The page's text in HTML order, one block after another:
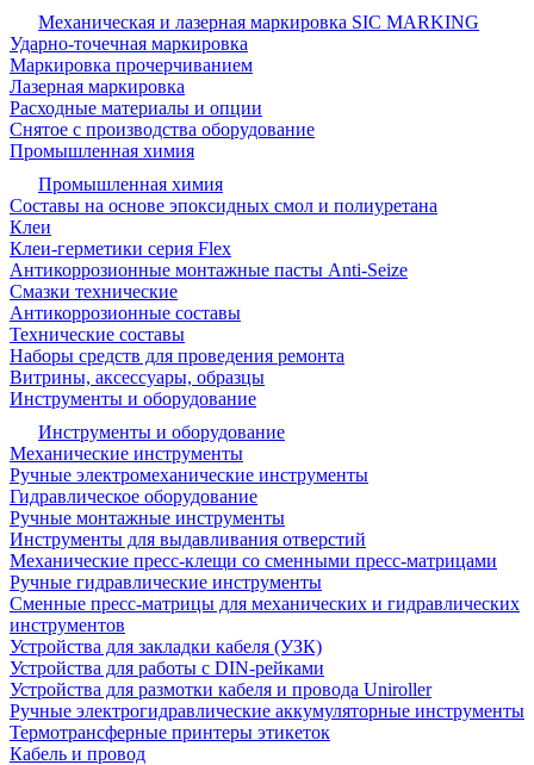
Механическая и лазерная маркировка SIC MARKING
Ударно-точечная маркировка
Маркировка прочерчиванием
Лазерная маркировка
Расходные материалы и опции
Снятое с производства оборудование
Промышленная химия
Промышленная химия
Составы на основе эпоксидных смол и полиуретана
Клеи
Клеи-герметики серия Flex
Антикоррозионные монтажные пасты Anti-Seize
Смазки технические
Антикоррозионные составы
Технические составы
Наборы средств для проведения ремонта
Витрины, аксессуары, образцы
Инструменты и оборудование
Инструменты и оборудование
Механические инструменты
Ручные электромеханические инструменты
Гидравлическое оборудование
Ручные монтажные инструменты
Инструменты для выдавливания отверстий
Механические пресс-клещи со сменными пресс-матрицами
Ручные гидравлические инструменты
Сменные пресс-матрицы для механических и гидравлических
инструментов
Устройства для закладки кабеля (УЗК)
Устройства для работы с DIN-рейками
Устройства для размотки кабеля и провода Uniroller
Ручные электрогидравлические аккумуляторные инструменты
Термотрансферные принтеры этикеток
Кабель и провод